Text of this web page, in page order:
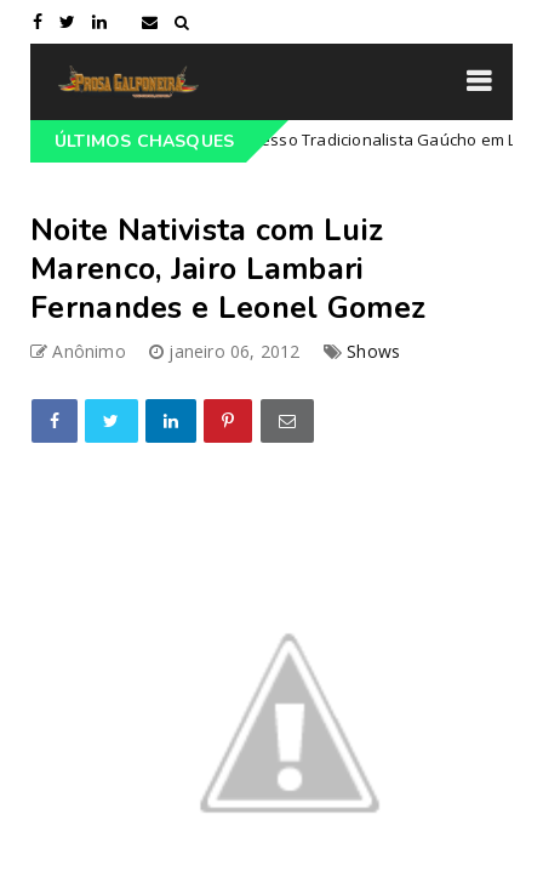
ÚLTIMOS CHASQUES
Programação do 68º Congresso Tradicionalista Gaúcho em Lajeado-
Noite Nativista com Luiz
Marenco, Jairo Lambari
Fernandes e Leonel Gomez
Anônimo janeiro 06, 2012 Shows